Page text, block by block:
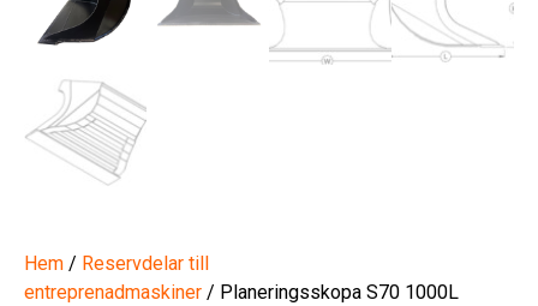
Hem / Reservdelar till
entreprenadmaskiner / Planeringsskopa S70 1000L